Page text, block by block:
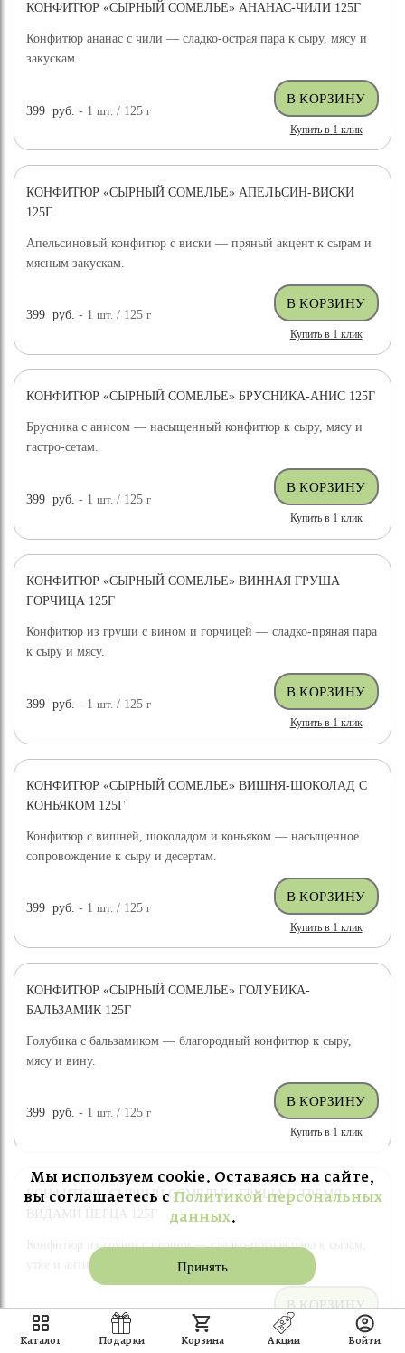
КОНФИТЮР «СЫРНЫЙ СОМЕЛЬЕ» АНАНАС-ЧИЛИ 125Г
Конфитюр ананас с чили — сладко-острая пара к сыру, мясу и
закускам.
399 руб. - 1шт. / 125г
Купить в 1 клик
КОНФИТЮР «СЫРНЫЙ СОМЕЛЬЕ» АПЕЛЬСИН-ВИСКИ
125Г
Апельсиновый конфитюр с виски — пряный акцент к сырам и
мясным закускам.
399 руб. - 1шт. / 125г
Купить в 1 клик
КОНФИТЮР «СЫРНЫЙ СОМЕЛЬЕ» БРУСНИКА-АНИС 125Г
Брусника с анисом — насыщенный конфитюр к сыру, мясу и
гастро-сетам.
399 руб. - 1шт. / 125г
Купить в 1 клик
КОНФИТЮР «СЫРНЫЙ СОМЕЛЬЕ» ВИННАЯ ГРУША
ГОРЧИЦА 125Г
Конфитюр из груши с вином и горчицей — сладко-пряная пара
к сыру и мясу.
399 руб. - 1шт. / 125г
Купить в 1 клик
КОНФИТЮР «СЫРНЫЙ СОМЕЛЬЕ» ВИШНЯ-ШОКОЛАД С
КОНЬЯКОМ 125Г
Конфитюр с вишней, шоколадом и коньяком — насыщенное
сопровождение к сыру и десертам.
399 руб. - 1шт. / 125г
Купить в 1 клик
КОНФИТЮР «СЫРНЫЙ СОМЕЛЬЕ» ГОЛУБИКА-
БАЛЬЗАМИК 125Г
Голубика с бальзамиком — благородный конфитюр к сыру,
мясу и вину.
399 руб. - 1шт. / 125г
Купить в 1 клик
КОНФИТЮР «СЫРНЫЙ СОМЕЛЬЕ» ГРУША С ТРЕМЯ
ВИДАМИ ПЕРЦА 125Г
Конфитюр из груши с перцем — сладко-пряная пара к сырам,
утке и антипасти.
399 шт./ 125
Купить в 1 клик
Мы используем cookie. Оставаясь на сайте,
вы соглашаетесь с Политикой персональных
данных.
Принять
Каталог Подарки Корзина Акции Войти